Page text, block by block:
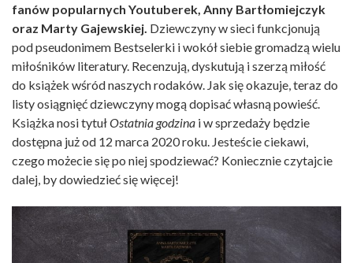
fanów popularnych Youtuberek, Anny Bartłomiejczyk
oraz Marty Gajewskiej. Dziewczyny w sieci funkcjonują
pod pseudonimem Bestselerki i wokół siebie gromadzą wielu
miłośników literatury. Recenzują, dyskutują i szerzą miłość
do książek wśród naszych rodaków. Jak się okazuje, teraz do
listy osiągnięć dziewczyny mogą dopisać własną powieść.
Książka nosi tytułOstatnia godzina i w sprzedaży będzie
dostępna już od 12 marca 2020 roku. Jesteście ciekawi,
czego możecie się po niej spodziewać? Koniecznie czytajcie
dalej, by dowiedzieć się więcej!